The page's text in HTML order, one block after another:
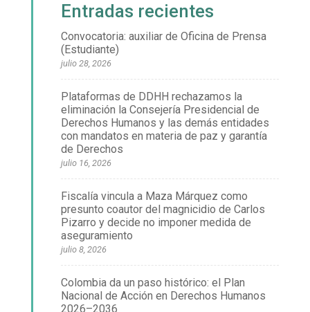
Entradas recientes
Convocatoria: auxiliar de Oficina de Prensa
(Estudiante)
julio 28, 2026
Plataformas de DDHH rechazamos la
eliminación la Consejería Presidencial de
Derechos Humanos y las demás entidades
con mandatos en materia de paz y garantía
de Derechos
julio 16, 2026
Fiscalía vincula a Maza Márquez como
presunto coautor del magnicidio de Carlos
Pizarro y decide no imponer medida de
aseguramiento
julio 8, 2026
Colombia da un paso histórico: el Plan
Nacional de Acción en Derechos Humanos
2026–2036